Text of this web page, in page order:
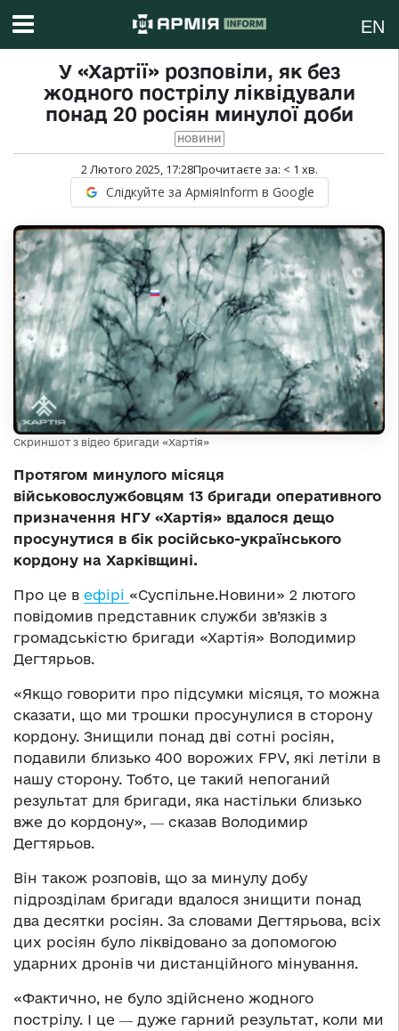
EN
У «Хартії» розповіли, як без
жодного пострілу ліквідували
понад 20 росіян минулої доби
НОВИНИ
2 Лютого 2025, 17:28Прочитаєте за: < 1 хв.
Слідкуйте за АрміяInform в Google
Скриншот з відео бригади «Хартія»
Протягом минулого місяця
військовослужбовцям 13 бригади оперативного
призначення НГУ «Хартія» вдалося дещо
просунутися в бік російсько-українського
кордону на Харківщині.
Про це в ефірі «Суспільне.Новини» 2 лютого
повідомив представник служби зв’язків з
громадськістю бригади «Хартія» Володимир
Дегтярьов.
«Якщо говорити про підсумки місяця, то можна
сказати, що ми трошки просунулися в сторону
кордону. Знищили понад дві сотні росіян,
подавили близько 400 ворожих FPV, які летіли в
нашу сторону. Тобто, це такий непоганий
результат для бригади, яка настільки близько
вже до кордону», ― сказав Володимир
Дегтярьов.
Він також розповів, що за минулу добу
підрозділам бригади вдалося знищити понад
два десятки росіян. За словами Дегтярьова, всіх
цих росіян було ліквідовано за допомогою
ударних дронів чи дистанційного мінування.
«Фактично, не було здійснено жодного
пострілу. І це ― дуже гарний результат, коли ми